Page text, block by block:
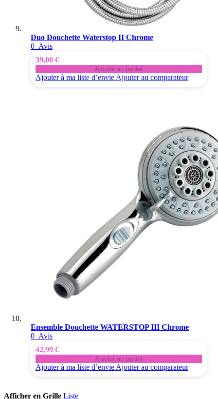
Duo Douchette Waterstop II Chrome
0 Avis
39,00 €
Ajouter au panier
Ajouter à ma liste d’envie Ajouter au comparateur
Ensemble Douchette WATERSTOP III Chrome
0 Avis
42,99 €
Ajouter au panier
Ajouter à ma liste d’envie Ajouter au comparateur
Afficher en Grille Liste